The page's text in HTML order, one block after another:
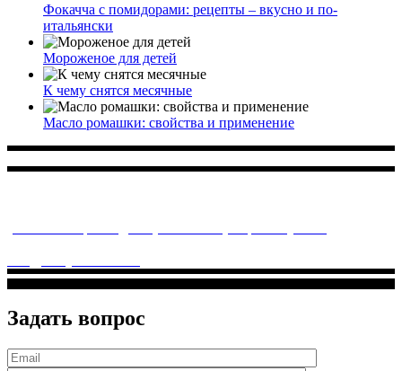
Фокачча с помидорами: рецепты – вкусно и по-
итальянски
Мороженое для детей
К чему снятся месячные
Масло ромашки: свойства и применение
Задать вопрос